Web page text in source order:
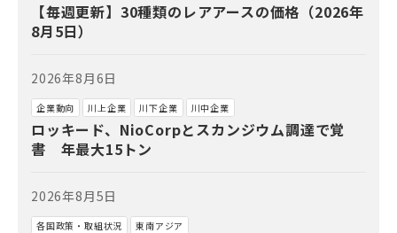
【毎週更新】30種類のレアアースの価格（2026年
8月5日）
2026年8月6日
企業動向 川上企業 川下企業 川中企業
ロッキード、NioCorpとスカンジウム調達で覚
書 年最大15トン
2026年8月5日
各国政策・取組状況 東南アジア